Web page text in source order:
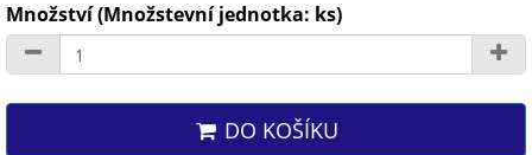
Množství (Množstevní jednotka: ks)
DO KOŠÍKU